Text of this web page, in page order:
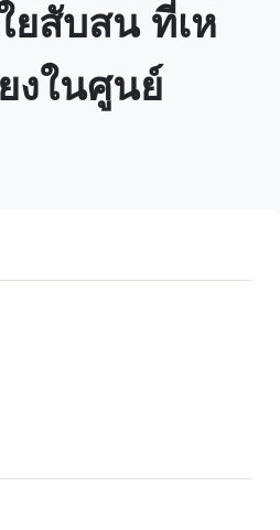
ยสับสน ที่เห
งในศูนย์